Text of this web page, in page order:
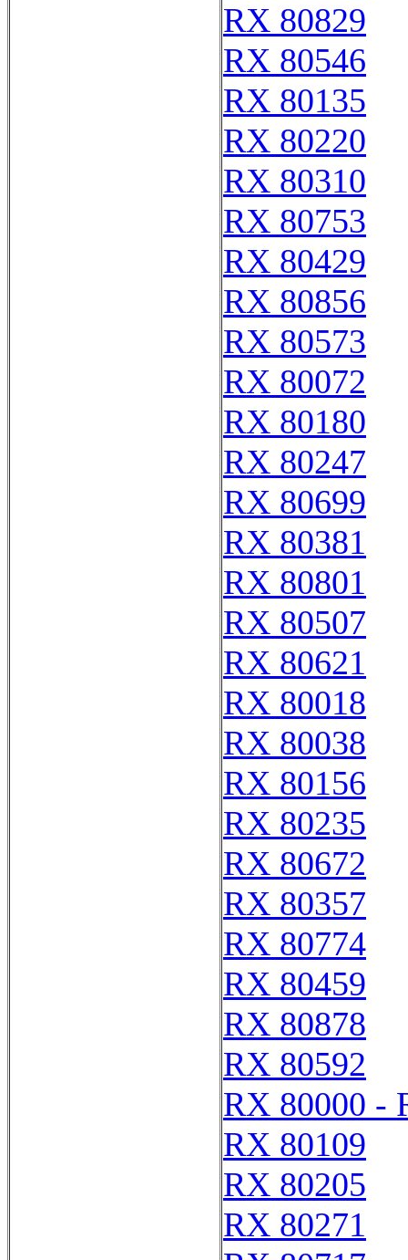
RX 80829
RX 80546
RX 80135
RX 80220
RX 80310
RX 80753
RX 80429
RX 80856
RX 80573
RX 80072
RX 80180
RX 80247
RX 80699
RX 80381
RX 80801
RX 80507
RX 80621
RX 80018
RX 80038
RX 80156
RX 80235
RX 80672
RX 80357
RX 80774
RX 80459
RX 80878
RX 80592
RX 80000 -
RX 80109
RX 80205
RX 80271